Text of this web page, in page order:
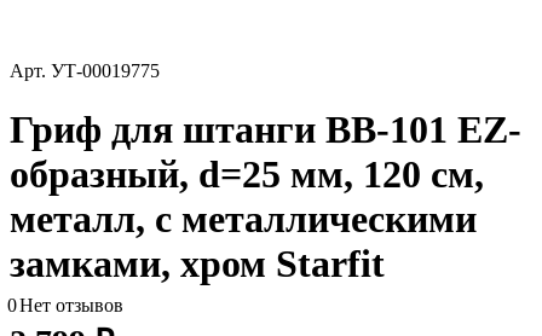
Арт. УТ-00019775
Гриф для штанги BB-101 EZ-
образный, d=25 мм, 120 см,
металл, с металлическими
замками, хром Starfit
0Нет отзывов